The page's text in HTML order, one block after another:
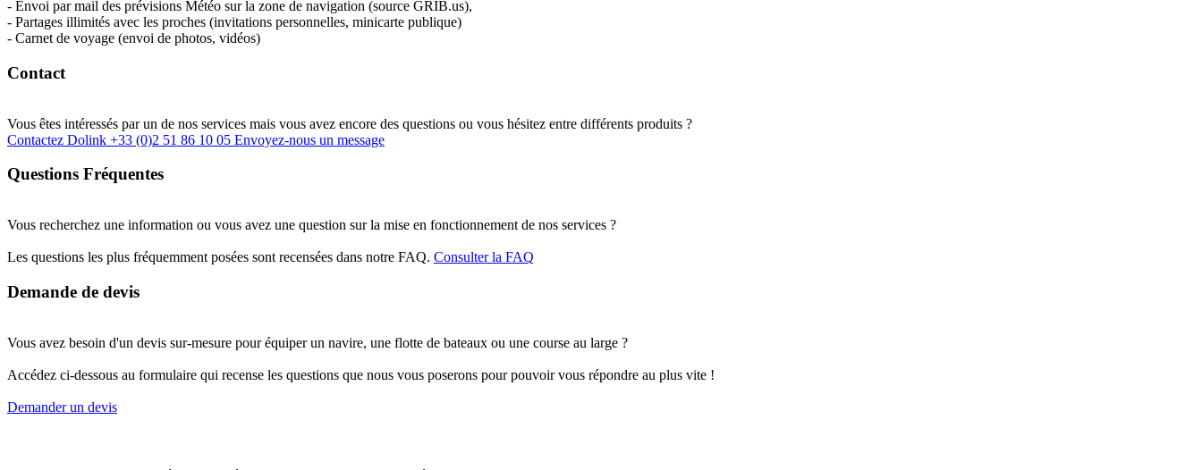
- Envoi par mail des prévisions Météo sur la zone de navigation (source GRIB.us),
- Partages illimités avec les proches (invitations personnelles, minicarte publique)
- Carnet de voyage (envoi de photos, vidéos)
Contact
Vous êtes intéressés par un de nos services mais vous avez encore des questions ou vous hésitez entre différents produits ?
Contactez Dolink +33 (0)2 51 86 10 05 Envoyez-nous un message
Questions Fréquentes
Vous recherchez une information ou vous avez une question sur la mise en fonctionnement de nos services ?
Les questions les plus fréquemment posées sont recensées dans notre FAQ. Consulter la FAQ
Demande de devis
Vous avez besoin d'un devis sur-mesure pour équiper un navire, une flotte de bateaux ou une course au large ?
Accédez ci-dessous au formulaire qui recense les questions que nous vous poserons pour pouvoir vous répondre au plus vite !
Demander un devis